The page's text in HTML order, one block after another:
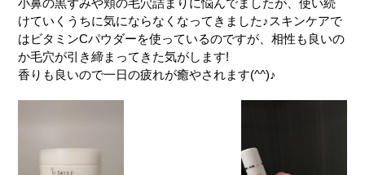
けていくうちに気にならなくなってきました♪スキンケアで
はビタミンCパウダーを使っているのですが、相性も良いの
か毛穴が引き締まってきた気がします!
香りも良いので一日の疲れが癒やされます(^^)♪